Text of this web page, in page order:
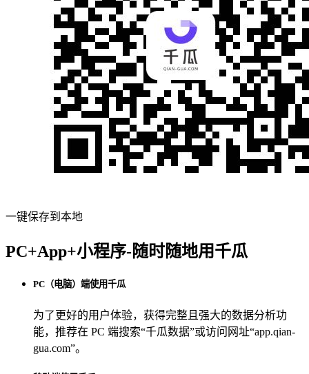
一键保存到本地
PC+App+小程序-随时随地用千瓜
PC（电脑）端使用千瓜
为了更好的用户体验，获得完整且强大的数据分析功
能，推荐在 PC 端搜索“千瓜数据”或访问网址“app.qian-
gua.com”。